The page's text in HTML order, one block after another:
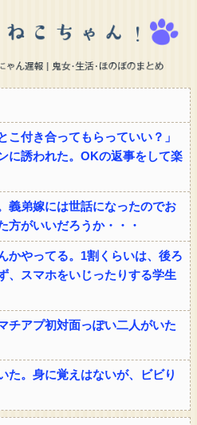
付き合ってもらっていい？」
に誘われた。OKの返事をして楽
義弟嫁には世話になったのでお
方がいいだろうか・・・
かやってる。1割くらいは、後ろ
、スマホをいじったりする学生
チアプ初対面っぽい二人がいた
た。身に覚えはないが、ビビり